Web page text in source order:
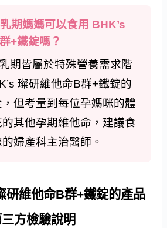
期媽媽可以食用 BHK’s
+鐵錠嗎？
期皆屬於特殊營養需求階
璨研維他命B群+鐵錠的
但考量到每位孕媽咪的體
其他孕期維他命，建議食
婦產科主治醫師。
研維他命B群+鐵錠的產品
方檢驗說明